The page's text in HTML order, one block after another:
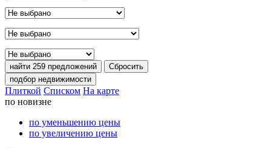
найти 259 предложений
Сбросить
подбор недвижимости
Плиткой Списком На карте
по новизне
по уменьшению цены
по увеличению цены